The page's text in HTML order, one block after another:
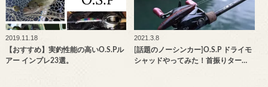
2019.11.18
【おすすめ】実釣性能の高いO.S.Pル
アー インプレ23選。
2021.3.8
[話題のノーシンカー]O.S.P ドライモ
シャッドやってみた！首振りター…